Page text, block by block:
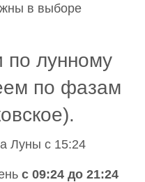
в выборе
по лунному
по фазам
Луны с 15:24
с 09:24 до 21:24